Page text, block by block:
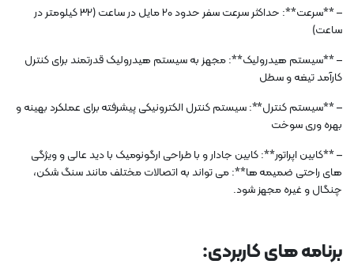
– **سرعت**: حداکثر سرعت سفر حدود 20 مایل در ساعت (32 کیلومتر در
ساعت)
– **سیستم هیدرولیک**: مجهز به سیستم هیدرولیک قدرتمند برای کنترل
کارآمد تیغه و سطل
– **سیستم کنترل**: سیستم کنترل الکترونیکی پیشرفته برای عملکرد بهینه و
بهره وری سوخت
– **کابین اپراتور**: کابین جادار و با طراحی ارگونومیک با دید عالی و ویژگی
های راحتی ضمیمه ها**: می تواند به اتصالات مختلف مانند سنگ شکن،
چنگال و غیره مجهز شود.
برنامه های کاربردی: